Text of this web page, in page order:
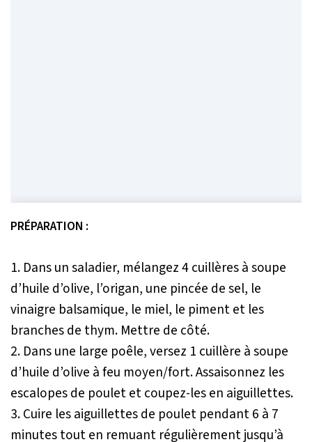
PRÉPARATION :
1. Dans un saladier, mélangez 4 cuillères à soupe
d’huile d’olive, l’origan, une pincée de sel, le
vinaigre balsamique, le miel, le piment et les
branches de thym. Mettre de côté.
2. Dans une large poêle, versez 1 cuillère à soupe
d’huile d’olive à feu moyen/fort. Assaisonnez les
escalopes de poulet et coupez-les en aiguillettes.
3. Cuire les aiguillettes de poulet pendant 6 à 7
minutes tout en remuant régulièrement jusqu’à